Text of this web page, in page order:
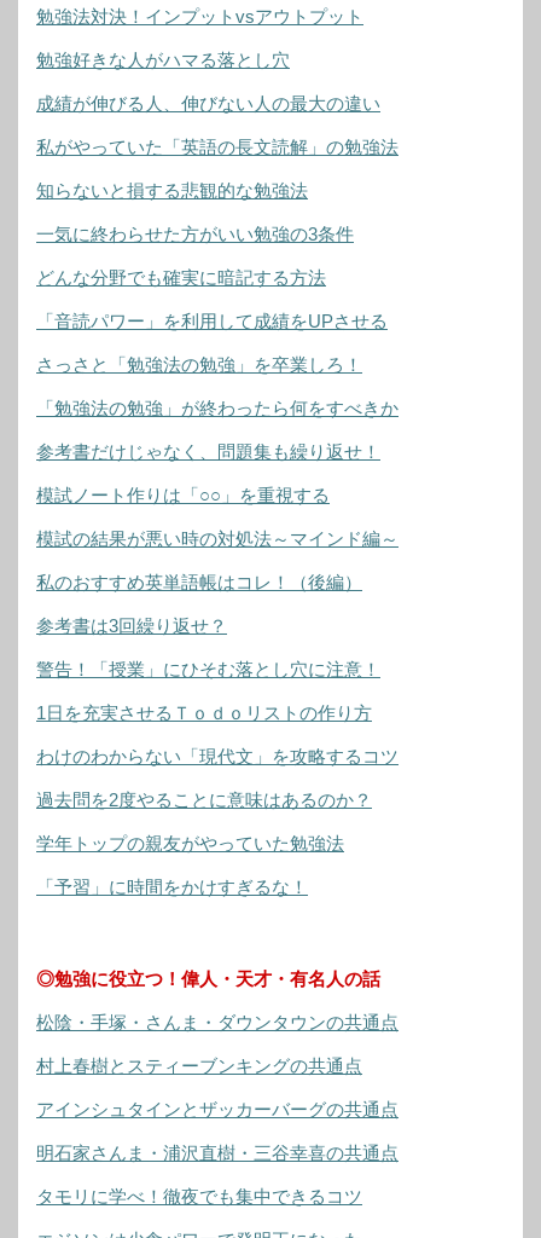
勉強法対決！インプットvsアウトプット
勉強好きな人がハマる落とし穴
成績が伸びる人、伸びない人の最大の違い
私がやっていた「英語の長文読解」の勉強法
知らないと損する悲観的な勉強法
一気に終わらせた方がいい勉強の3条件
どんな分野でも確実に暗記する方法
「音読パワー」を利用して成績をUPさせる
さっさと「勉強法の勉強」を卒業しろ！
「勉強法の勉強」が終わったら何をすべきか
参考書だけじゃなく、問題集も繰り返せ！
模試ノート作りは「○○」を重視する
模試の結果が悪い時の対処法～マインド編～
私のおすすめ英単語帳はコレ！（後編）
参考書は3回繰り返せ？
警告！「授業」にひそむ落とし穴に注意！
1日を充実させるＴｏｄｏリストの作り方
わけのわからない「現代文」を攻略するコツ
過去問を2度やることに意味はあるのか？
学年トップの親友がやっていた勉強法
「予習」に時間をかけすぎるな！
◎勉強に役立つ！偉人・天才・有名人の話
松陰・手塚・さんま・ダウンタウンの共通点
村上春樹とスティーブンキングの共通点
アインシュタインとザッカーバーグの共通点
明石家さんま・浦沢直樹・三谷幸喜の共通点
タモリに学べ！徹夜でも集中できるコツ